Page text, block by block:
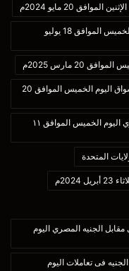
20 مايو 2024م
أسعار الذهب والفضة في الأسواق المصرية اليوم الخميس الموافق 18 يوليو
20 مارس 2025م
أسعار اللحوم والأسماك والدواجن والبيض فى الأسواق اليوم الخميس الموافق 20
أسعار صرف الدولار الأمريكي مقابل الجنيه المصري اليوم الخميس الموافق ١١
المتحدة
الجنيه المصري اليوم
فى تعاملات اليوم